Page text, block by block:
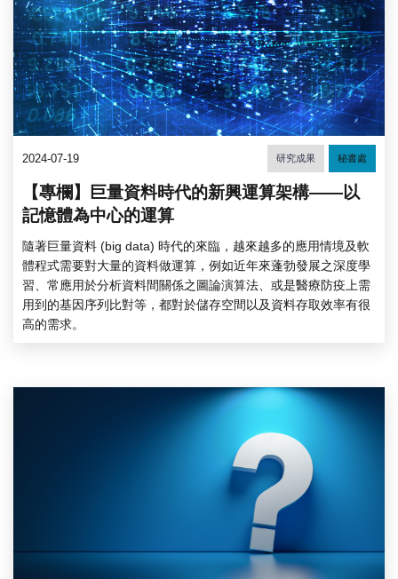
2024-07-19 研究成果 秘書處
【專欄】巨量資料時代的新興運算架構——以
記憶體為中心的運算
隨著巨量資料 (big data) 時代的來臨，越來越多的應用情境及軟
體程式需要對大量的資料做運算，例如近年來蓬勃發展之深度學
習、常應用於分析資料間關係之圖論演算法、或是醫療防疫上需
用到的基因序列比對等，都對於儲存空間以及資料存取效率有很
高的需求。